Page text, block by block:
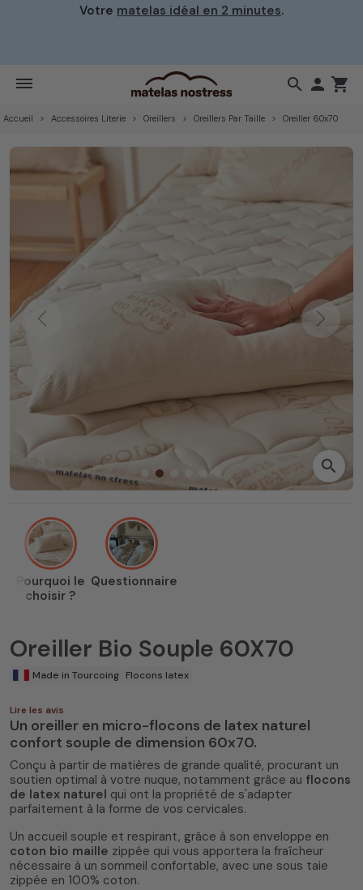
☀️ Notre atelier prend une petite
search  shopping_cart
Accueil Accessoires Literie Oreillers Oreillers Par Taille Oreiller 60x70
Previous Next
search
Pourquoi le
choisir ?
Questionnaire
Oreiller Bio Souple 60X70
Made in Tourcoing Flocons latex
Lire les avis
Un oreiller en micro-flocons de latex naturel
confort souple de dimension 60x70.
Conçu à partir de matières de grande qualité, procurant un
soutien optimal à votre nuque, notamment grâce au flocons
de latex naturel qui ont la propriété de s'adapter
parfaitement à la forme de vos cervicales.
Un accueil souple et respirant, grâce à son enveloppe en
coton bio maille zippée qui vous apportera la fraîcheur
nécessaire à un sommeil confortable, avec une sous taie
zippée en 100% coton.